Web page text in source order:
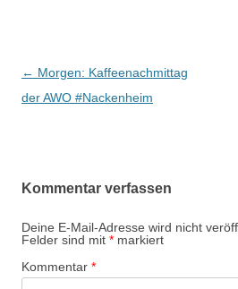
Beitrags-
Navigation
← Morgen: Kaffeenachmittag
der AWO #Nackenheim
Kommentar verfassen
Deine E-Mail-Adresse wird nicht
Felder sind mit * markiert
Kommentar *